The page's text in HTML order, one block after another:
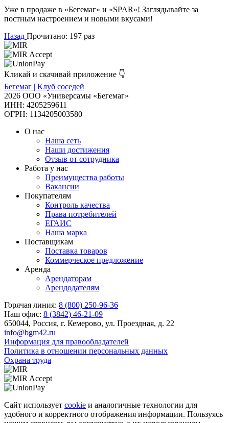
Уже в продаже в «Бегемаг» и «SPAR»! Заглядывайте за
постным настроением и новыми вкусами!
Назад Прочитано: 197 раз
Кликай и скачивай приложение 👇
Бегемаг | Клуб соседей
2026 ООО «Универсамы «Бегемаг»
ИНН: 4205259611
ОГРН: 1134205003580
О нас
Наша сеть
Наши достижения
Отзыв от сотрудника
Работа у нас
Преимущества работы
Вакансии
Покупателям
Контроль качества
Права потребителей
ЕГАИС
Наша марка
Поставщикам
Поставка товаров
Коммерческое предложение
Аренда
Арендаторам
Арендодателям
Горячая линия: 8 (800) 250-96-36
Наш офис: 8 (3842) 46-21-09
650044, Россия, г. Кемерово, ул. Проездная, д. 22
info@bgm42.ru
Информация для правообладателей
Политика в отношении персональных данных
Охрана труда
Сайт использует cookie и аналогичные технологии для
удобного и корректного отображения информации. Пользуясь